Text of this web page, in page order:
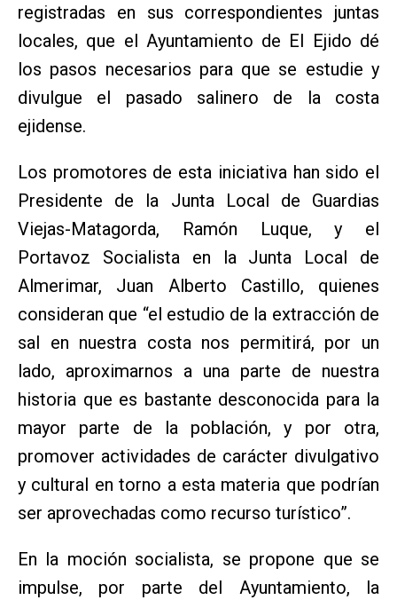
registradas en sus correspondientes juntas
locales, que el Ayuntamiento de El Ejido dé
los pasos necesarios para que se estudie y
divulgue el pasado salinero de la costa
ejidense.
Los promotores de esta iniciativa han sido el
Presidente de la Junta Local de Guardias
Viejas-Matagorda, Ramón Luque, y el
Portavoz Socialista en la Junta Local de
Almerimar, Juan Alberto Castillo, quienes
consideran que “el estudio de la extracción de
sal en nuestra costa nos permitirá, por un
lado, aproximarnos a una parte de nuestra
historia que es bastante desconocida para la
mayor parte de la población, y por otra,
promover actividades de carácter divulgativo
y cultural en torno a esta materia que podrían
ser aprovechadas como recurso turístico”.
En la moción socialista, se propone que se
impulse, por parte del Ayuntamiento, la